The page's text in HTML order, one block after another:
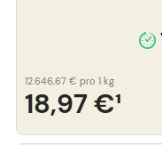
18,97 €¹
12.646,67 € pro 1 kg